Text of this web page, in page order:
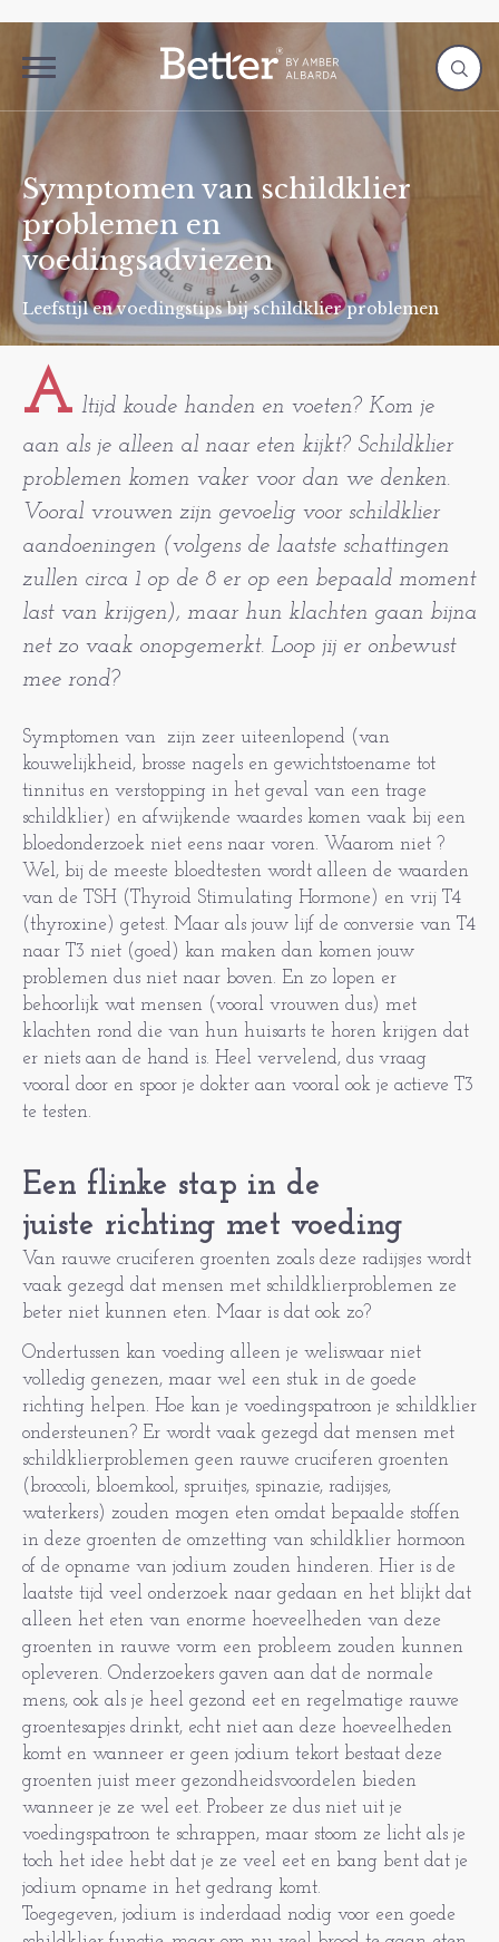
Symptomen van schildklier
problemen en
voedingsadviezen
Leefstijl en voedingstips bij schildklier problemen
A ltijd koude handen en voeten? Kom je
aan als je alleen al naar eten kijkt? Schildklier
problemen komen vaker voor dan we denken.
Vooral vrouwen zijn gevoelig voor schildklier
aandoeningen (volgens de laatste schattingen
zullen circa 1 op de 8 er op een bepaald moment
last van krijgen), maar hun klachten gaan bijna
net zo vaak onopgemerkt. Loop jij er onbewust
mee rond?
Symptomen van zijn zeer uiteenlopend (van
kouwelijkheid, brosse nagels en gewichtstoename tot
tinnitus en verstopping in het geval van een trage
schildklier) en afwijkende waardes komen vaak bij een
bloedonderzoek niet eens naar voren. Waarom niet ?
Wel, bij de meeste bloedtesten wordt alleen de waarden
van de TSH (Thyroid Stimulating Hormone) en vrij T4
(thyroxine) getest. Maar als jouw lijf de conversie van T4
naar T3 niet (goed) kan maken dan komen jouw
problemen dus niet naar boven. En zo lopen er
behoorlijk wat mensen (vooral vrouwen dus) met
klachten rond die van hun huisarts te horen krijgen dat
er niets aan de hand is. Heel vervelend, dus vraag
vooral door en spoor je dokter aan vooral ook je actieve T3
te testen.
Een flinke stap in de
juiste richting met voeding
Van rauwe cruciferen groenten zoals deze radijsjes wordt
vaak gezegd dat mensen met schildklierproblemen ze
beter niet kunnen eten. Maar is dat ook zo?
Ondertussen kan voeding alleen je weliswaar niet
volledig genezen, maar wel een stuk in de goede
richting helpen. Hoe kan je voedingspatroon je schildklier
ondersteunen? Er wordt vaak gezegd dat mensen met
schildklierproblemen geen rauwe cruciferen groenten
(broccoli, bloemkool, spruitjes, spinazie, radijsjes,
waterkers) zouden mogen eten omdat bepaalde stoffen
in deze groenten de omzetting van schildklier hormoon
of de opname van jodium zouden hinderen. Hier is de
laatste tijd veel onderzoek naar gedaan en het blijkt dat
alleen het eten van enorme hoeveelheden van deze
groenten in rauwe vorm een probleem zouden kunnen
opleveren. Onderzoekers gaven aan dat de normale
mens, ook als je heel gezond eet en regelmatige rauwe
groentesapjes drinkt, echt niet aan deze hoeveelheden
komt en wanneer er geen jodium tekort bestaat deze
groenten juist meer gezondheidsvoordelen bieden
wanneer je ze wel eet. Probeer ze dus niet uit je
voedingspatroon te schrappen, maar stoom ze licht als je
toch het idee hebt dat je ze veel eet en bang bent dat je
jodium opname in het gedrang komt.
Toegegeven, jodium is inderdaad nodig voor een goede